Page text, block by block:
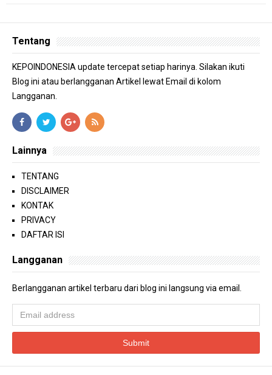
Tentang
KEPOINDONESIA update tercepat setiap harinya. Silakan ikuti
Blog ini atau berlangganan Artikel lewat Email di kolom
Langganan.
Lainnya
TENTANG
DISCLAIMER
KONTAK
PRIVACY
DAFTAR ISI
Langganan
Berlangganan artikel terbaru dari blog ini langsung via email.